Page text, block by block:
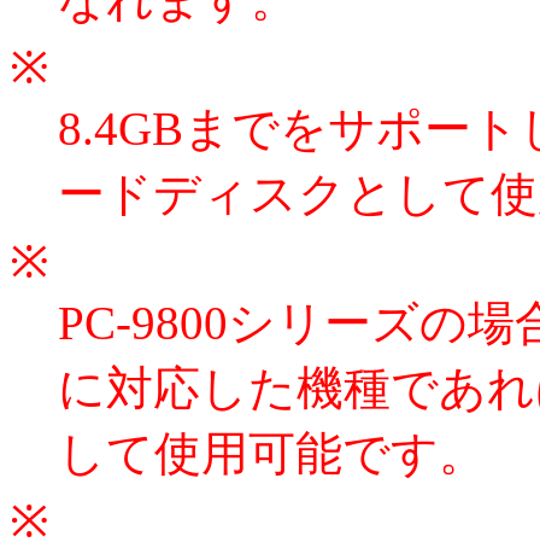
※
8.4GBまでをサポー
ードディスクとして
※
PC-9800シリーズの場
に対応した機種であ
して使用可能です。
※